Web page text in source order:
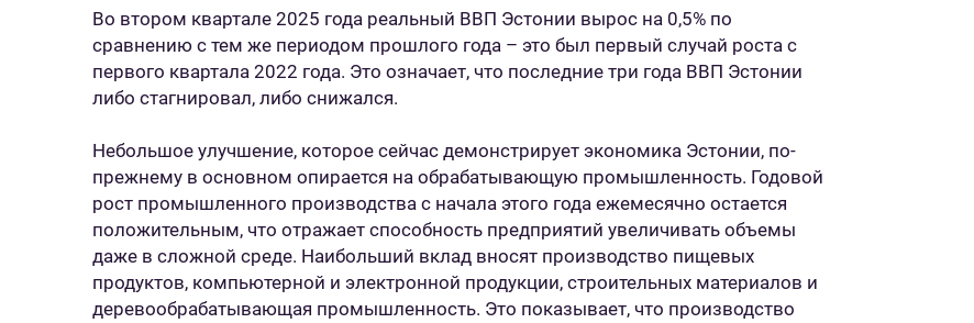
Во втором квартале 2025 года реальный ВВП Эстонии вырос на 0,5% по
сравнению с тем же периодом прошлого года – это был первый случай роста с
первого квартала 2022 года. Это означает, что последние три года ВВП Эстонии
либо стагнировал, либо снижался.
Небольшое улучшение, которое сейчас демонстрирует экономика Эстонии, по-
прежнему в основном опирается на обрабатывающую промышленность. Годовой
рост промышленного производства с начала этого года ежемесячно остается
положительным, что отражает способность предприятий увеличивать объемы
даже в сложной среде. Наибольший вклад вносят производство пищевых
продуктов, компьютерной и электронной продукции, строительных материалов и
деревообрабатывающая промышленность. Это показывает, что производство